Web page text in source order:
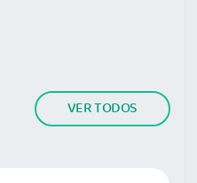
VER TODOS